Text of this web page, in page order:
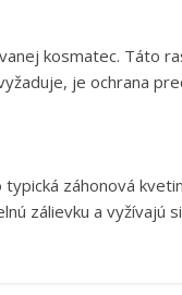
kosmatec. Táto
je ochrana
záhonová
zálievku a vyžívajú